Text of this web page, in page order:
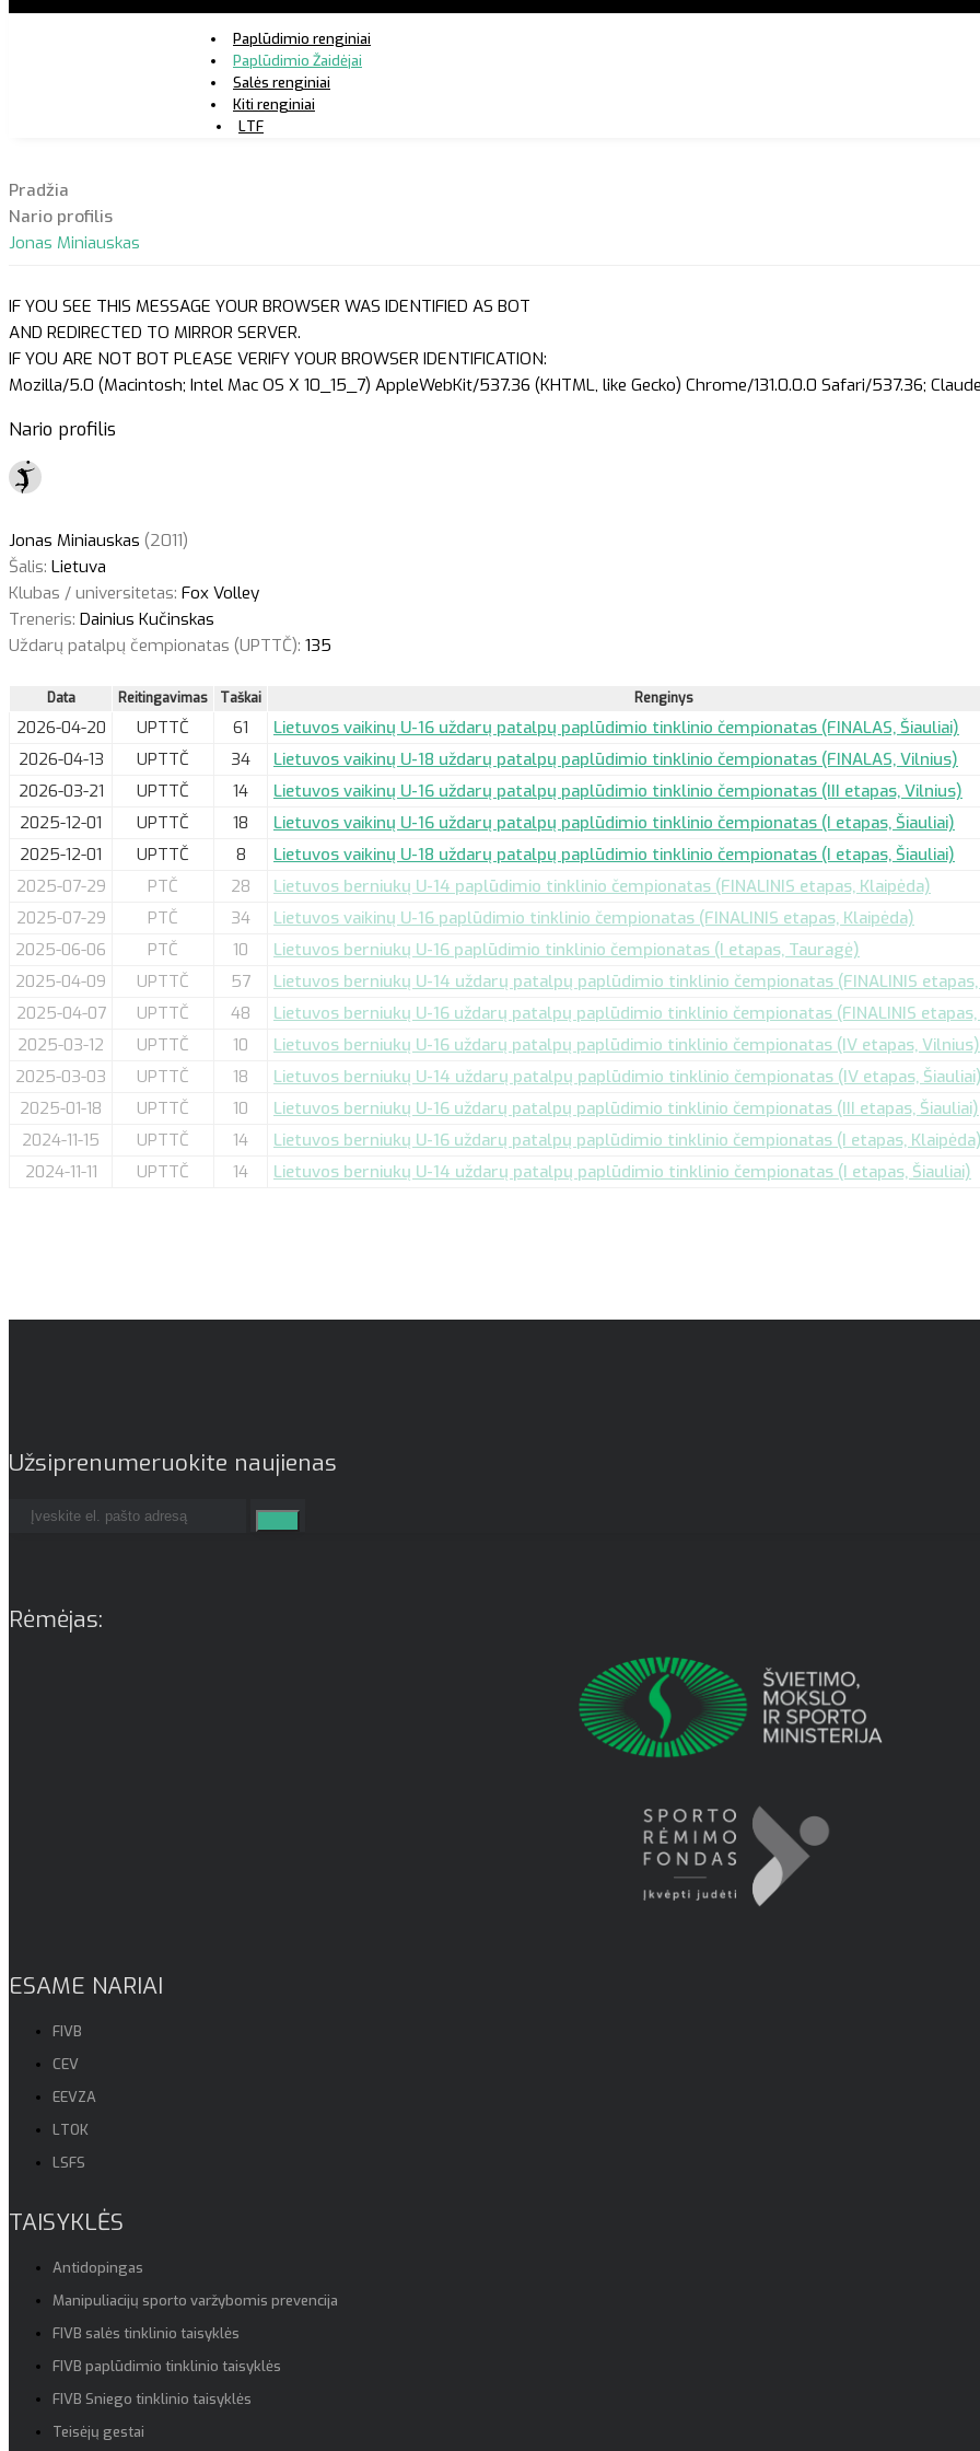
Paplūdimio renginiai
Paplūdimio Žaidėjai
Salės renginiai
Kiti renginiai
LTF
Pradžia
Nario profilis
Jonas Miniauskas
IF YOU SEE THIS MESSAGE YOUR BROWSER WAS IDENTIFIED AS BOT
AND REDIRECTED TO MIRROR SERVER.
IF YOU ARE NOT BOT PLEASE VERIFY YOUR BROWSER IDENTIFICATION:
Mozilla/5.0 (Macintosh; Intel Mac OS X 10_15_7) AppleWebKit/537.36 (KHTML, like Gecko) Chrome/131.0.0.0 Safari/537.36;
Nario profilis
Jonas Miniauskas (2011)
Šalis: Lietuva
Klubas / universitetas: Fox Volley
Treneris: Dainius Kučinskas
Uždarų patalpų čempionatas (UPTTČ): 135
Data Reitingavimas Taškai Renginys
2026-04-20 UPTTČ 61
Lietuvos vaikinų U-16 uždarų patalpų paplūdimio tinklinio čempionatas (FINALAS, Šiauliai)
2026-04-13
UPTTČ 34
Lietuvos vaikinų U-18 uždarų patalpų paplūdimio tinklinio čempionatas (FINALAS, Vilnius)
2026-03-21
UPTTČ 14
Lietuvos vaikinų U-16 uždarų patalpų paplūdimio tinklinio čempionatas (III etapas, Vilnius)
2025-12-01
UPTTČ 18
Lietuvos vaikinų U-16 uždarų patalpų paplūdimio tinklinio čempionatas (I etapas, Šiauliai)
2025-12-01
UPTTČ 8
Lietuvos vaikinų U-18 uždarų patalpų paplūdimio tinklinio čempionatas (I etapas, Šiauliai)
2025-07-29
PTČ 28
Lietuvos berniukų U-14 paplūdimio tinklinio čempionatas (FINALINIS etapas, Klaipėda)
2025-07-29
PTČ 34
Lietuvos vaikinų U-16 paplūdimio tinklinio čempionatas (FINALINIS etapas, Klaipėda)
2025-06-06
PTČ 10
Lietuvos berniukų U-16 paplūdimio tinklinio čempionatas (I etapas, Tauragė)
2025-04-09
UPTTČ 57
Lietuvos berniukų U-14 uždarų patalpų paplūdimio tinklinio čempionatas (FINALINIS
2025-04-07
UPTTČ 48
Lietuvos berniukų U-16 uždarų patalpų paplūdimio tinklinio čempionatas (FINALINIS etapas,
2025-03-12
UPTTČ 10
Lietuvos berniukų U-16 uždarų patalpų paplūdimio tinklinio čempionatas (IV etapas, Vilnius)
2025-03-03
UPTTČ 18
Lietuvos berniukų U-14 uždarų patalpų paplūdimio tinklinio čempionatas (IV etapas, Šiauliai)
2025-01-18
UPTTČ 10
Lietuvos berniukų U-16 uždarų patalpų paplūdimio tinklinio čempionatas (III etapas, Šiauliai)
2024-11-15
UPTTČ 14
Lietuvos berniukų U-16 uždarų patalpų paplūdimio tinklinio čempionatas (I etapas, Klaipėda)
2024-11-11
UPTTČ 14 Lietuvos berniukų U-14 uždarų patalpų paplūdimio tinklinio čempionatas (I etapas, Šiauliai)
Užsiprenumeruokite naujienas
Rėmėjas:
ESAME NARIAI
FIVB
CEV
EEVZA
LTOK
LSFS
TAISYKLĖS
Antidopingas
Manipuliacijų sporto varžybomis prevencija
FIVB salės tinklinio taisyklės
FIVB paplūdimio tinklinio taisyklės
FIVB Sniego tinklinio taisyklės
Teisėjų gestai